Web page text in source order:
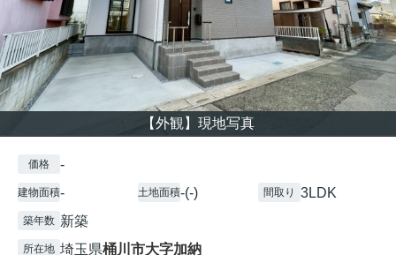
【外観】現地写真
価格 -
建物面積- 土地面積-(-) 間取り 3LDK
築年数 新築
所在地 埼玉県桶川市大字加納